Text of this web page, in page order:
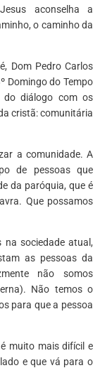
aconselha a
o caminho da
Dom Pedro Carlos
Domingo do Tempo
do diálogo com os
cristã: comunitária
a comunidade. A
de pessoas que
da paróquia, que é
Que possamos
na sociedade atual,
as pessoas da
não somos
Não temos o
para que a pessoa
muito mais difícil e
e que vá para o